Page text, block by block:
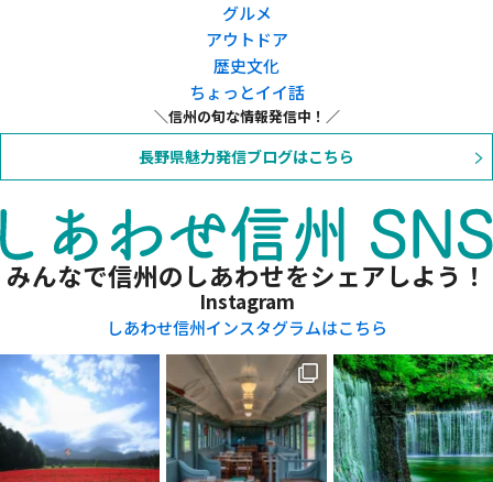
グルメ
アウトドア
歴史文化
ちょっとイイ話
信州の旬な情報発信中！
長野県魅力発信ブログはこちら
みんなで信州のしあわせをシェアしよう！
Instagram
しあわせ信州インスタグラムはこちら